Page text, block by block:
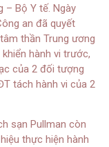
– Bộ Y tế. Ngày
an đã quyết
thần Trung ương
hành vi trước,
của 2 đối tượng
tách hành vi của 2
sạn Pullman còn
thực hiện hành